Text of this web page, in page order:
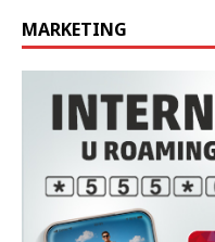
MARKETING